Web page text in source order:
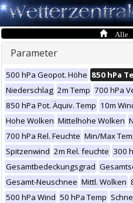
Alle
Parameter
500 hPa Geopot. Höhe 850 hPa
Niederschlag 2m Temp 700 hPa
850 hPa Pot. Äquiv. Temp 10m
Hohe Wolken Mittelhohe Wolken
700 hPa Rel. Feuchte Min/Max
Spitzenwind 2m Rel. feuchte 300
Gesamtbedeckungsgrad
Gesamt-Neuschnee Mittl. Wolken
500 hPa Wind 50 hPa Temp